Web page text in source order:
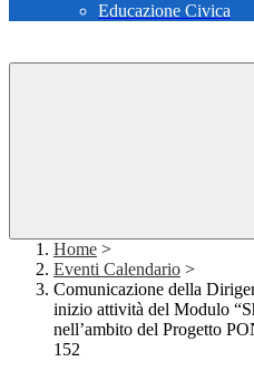
Educazione Civica
Home >
Eventi Calendario >
Comunicazione della
inizio attività del Modulo
nell’ambito del Progetto
152